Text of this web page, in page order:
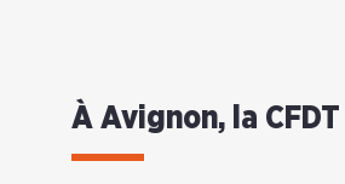
À Avignon, la